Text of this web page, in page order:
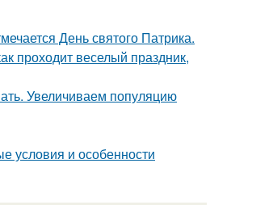
День святого Патрика.
проходит веселый праздник,
Увеличиваем популяцию
условия и особенности